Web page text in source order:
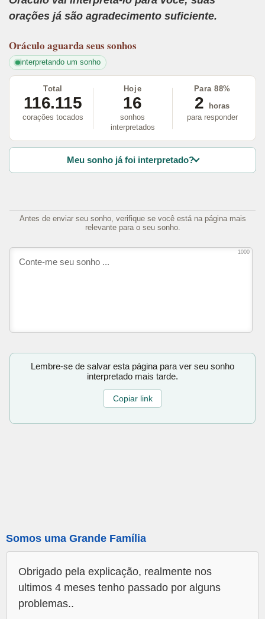
orações já são agradecimento suficiente.
Oráculo aguarda seus sonhos
interpretando um sonho
Total
116.115
corações tocados
Hoje
16
sonhos
interpretados
Para 88%
2
horas
para responder
Meu sonho já foi interpretado?
Antes de enviar seu sonho, verifique se você está na página mais
relevante para o seu sonho.
1000
Lembre-se de salvar esta página para ver seu sonho
interpretado mais tarde.
Copiar link
Somos uma Grande Família
Obrigado pela explicação, realmente nos
ultimos 4 meses tenho passado por alguns
problemas..